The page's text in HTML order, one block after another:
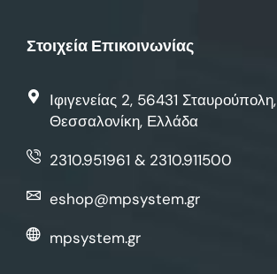
Στοιχεία Επικοινωνίας
Ιφιγενείας 2, 56431 Σταυρούπολη,
Θεσσαλονίκη, Ελλάδα
2310.951961 & 2310.911500
eshop@mpsystem.gr
mpsystem.gr